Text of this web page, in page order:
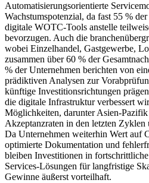
Automatisierungsorientierte
Wachstumspotenzial, da fast 55 %
digitale WOTC-Tools anstelle
bevorzugen. Auch die
wobei Einzelhandel, Gastgewerbe,
zusammen über 60 % der
% der Unternehmen berichten von
prädiktiven Analysen zur
künftige Investitionsrichtungen
die digitale Infrastruktur verbessert
Möglichkeiten, darunter Asien-
Akzeptanzraten in den letzten Zyklen
Da Unternehmen weiterhin Wert auf
optimierte Dokumentation und
bleiben Investitionen in
Services-Lösungen für langfristige
Gewinne äußerst vorteilhaft.